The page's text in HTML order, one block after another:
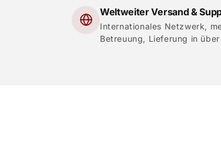
Weltweiter Versand &
Internationales Netzwerk,
Betreuung, Lieferung in